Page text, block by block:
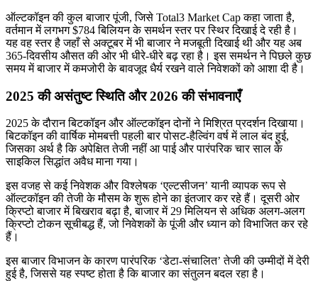
ऑल्टकॉइन की कुल बाजार पूंजी, जिसे Total3 Market Cap कहा जाता है,
वर्तमान में लगभग $784 बिलियन के समर्थन स्तर पर स्थिर दिखाई दे रही है।
यह वह स्तर है जहाँ से अक्टूबर में भी बाजार ने मजबूती दिखाई थी और यह अब
365-दिवसीय औसत की ओर भी धीरे-धीरे बढ़ रहा है। इस समर्थन ने पिछले कुछ
समय में बाजार में कमजोरी के बावजूद धैर्य रखने वाले निवेशकों को आशा दी है।
2025 की असंतुष्ट स्थिति और 2026 की संभावनाएँ
2025 के दौरान बिटकॉइन और ऑल्टकॉइन दोनों ने मिश्रित प्रदर्शन दिखाया।
बिटकॉइन की वार्षिक मोमबत्ती पहली बार पोसट-हैल्विंग वर्ष में लाल बंद हुई,
जिसका अर्थ है कि अपेक्षित तेजी नहीं आ पाई और पारंपरिक चार साल के
साइकिल सिद्धांत अवैध माना गया।
इस वजह से कई निवेशक और विश्लेषक ‘एल्टसीजन’ यानी व्यापक रूप से
ऑल्टकॉइन की तेजी के मौसम के शुरू होने का इंतजार कर रहे हैं। दूसरी ओर
क्रिप्टो बाजार में बिखराव बढ़ा है, बाजार में 29 मिलियन से अधिक अलग-अलग
क्रिप्टो टोकन सूचीबद्ध हैं, जो निवेशकों के पूंजी और ध्यान को विभाजित कर रहे
हैं।
इस बाजार विभाजन के कारण पारंपरिक ‘डेटा-संचालित’ तेजी की उम्मीदों में देरी
हुई है, जिससे यह स्पष्ट होता है कि बाजार का संतुलन बदल रहा है।